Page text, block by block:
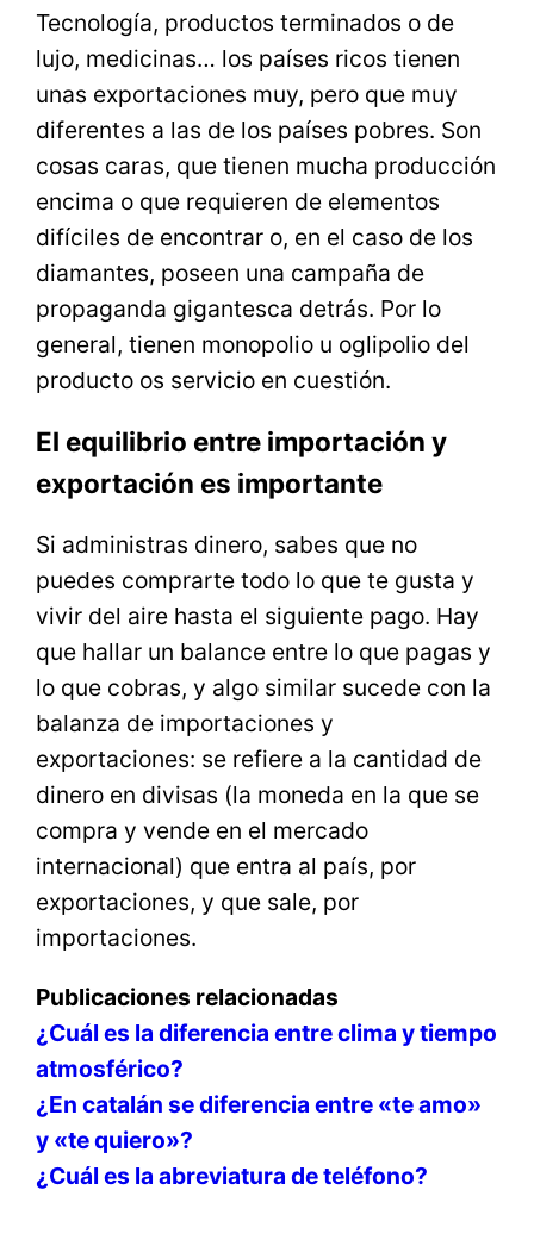
Tecnología, productos terminados o de
lujo, medicinas… los países ricos tienen
unas exportaciones muy, pero que muy
diferentes a las de los países pobres. Son
cosas caras, que tienen mucha producción
encima o que requieren de elementos
difíciles de encontrar o, en el caso de los
diamantes, poseen una campaña de
propaganda gigantesca detrás. Por lo
general, tienen monopolio u oglipolio del
producto os servicio en cuestión.
El equilibrio entre importación y
exportación es importante
Si administras dinero, sabes que no
puedes comprarte todo lo que te gusta y
vivir del aire hasta el siguiente pago. Hay
que hallar un balance entre lo que pagas y
lo que cobras, y algo similar sucede con la
balanza de importaciones y
exportaciones: se refiere a la cantidad de
dinero en divisas (la moneda en la que se
compra y vende en el mercado
internacional) que entra al país, por
exportaciones, y que sale, por
importaciones.
Publicaciones relacionadas
¿Cuál es la diferencia entre clima y tiempo
atmosférico?
¿En catalán se diferencia entre «te amo»
y «te quiero»?
¿Cuál es la abreviatura de teléfono?